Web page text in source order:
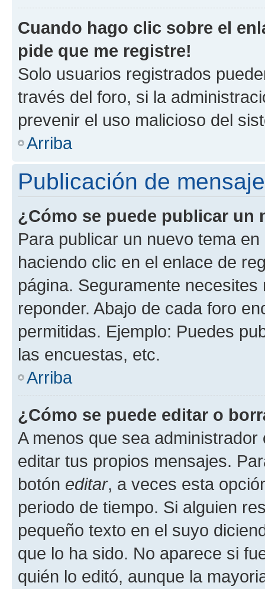
Cuando hago clic sobre el
pide que me registre!
Solo usuarios registrados
través del foro, si la
prevenir el uso malicioso del
Arriba
Publicación de
¿Cómo se puede publicar un
Para publicar un nuevo tema
haciendo clic en el enlace de
página. Seguramente
reponder. Abajo de cada foro
permitidas. Ejemplo: Puedes
las encuestas, etc.
Arriba
¿Cómo se puede editar o
A menos que sea
editar tus propios mensajes.
botón editar, a veces esta
periodo de tiempo. Si alguien
pequeño texto en el suyo
que lo ha sido. No aparece si
quién lo editó, aunque la